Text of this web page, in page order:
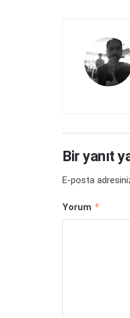
Bir yanıt
E-posta
Yorum *